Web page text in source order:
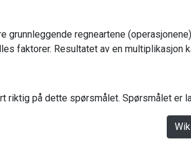
grunnleggende regneartene
faktorer. Resultatet av en multiplikasjon
riktig på dette spørsmålet. Spørsmålet er